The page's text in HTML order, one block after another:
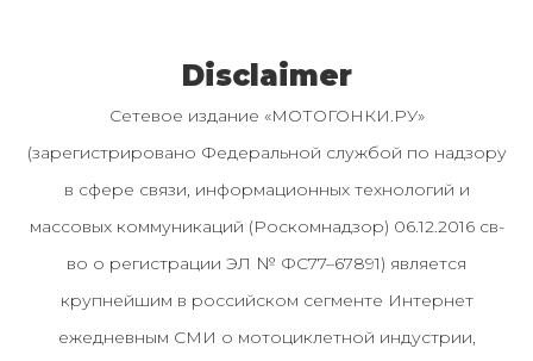
Disclaimer
Сетевое издание «МОТОГОНКИ.РУ»
(зарегистрировано Федеральной службой по надзору
в сфере связи, информационных технологий и
массовых коммуникаций (Роскомнадзор) 06.12.2016 св-
во о регистрации ЭЛ № ФС77–67891) является
крупнейшим в российском сегменте Интернет
ежедневным СМИ о мотоциклетной индустрии,